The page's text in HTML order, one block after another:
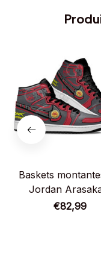
Baskets
Jordan
Chaussures
€82,99